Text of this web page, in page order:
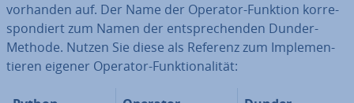
vorhanden auf. Der Name der Operator-Funktion kor­re­
spon­diert zum Namen der ent­spre­chen­den Dunder-
Methode. Nutzen Sie diese als Referenz zum Im­ple­men­
tie­ren eigener Operator-Funk­tio­na­li­tät: